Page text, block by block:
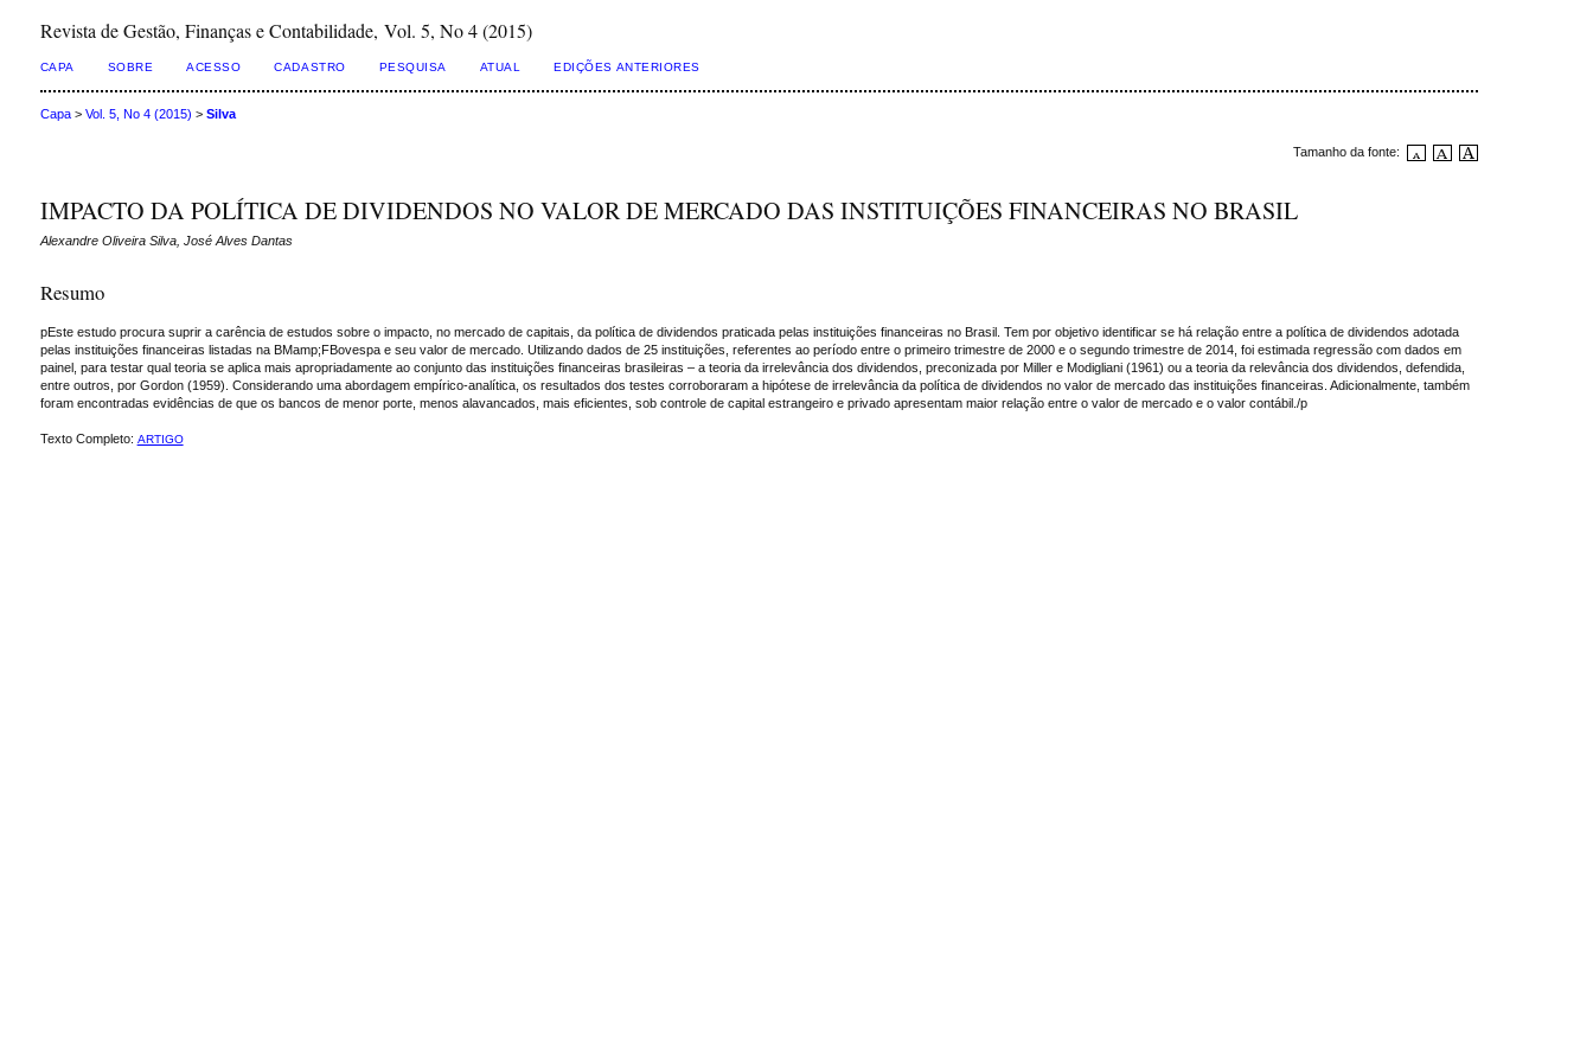
Revista de Gestão, Finanças e Contabilidade, Vol. 5, No 4 (2015)
CAPA SOBRE ACESSO CADASTRO PESQUISA ATUAL EDIÇÕES ANTERIORES
Capa> Vol. 5, No 4 (2015) > Silva
Tamanho da fonte:
IMPACTO DA POLÍTICA DE DIVIDENDOS NO VALOR DE MERCADO DAS INSTITUIÇÕES FINANCEIRAS NO BRASIL
Alexandre Oliveira Silva, José Alves Dantas
Resumo
pEste estudo procura suprir a carência de estudos sobre o impacto, no mercado de capitais, da política de dividendos praticada pelas instituições financeiras no Brasil. Tem por objetivo identificar se há relação entre a política de dividendos adotada
pelas instituições financeiras listadas na BMamp;FBovespa e seu valor de mercado. Utilizando dados de 25 instituições, referentes ao período entre o primeiro trimestre de 2000 e o segundo trimestre de 2014, foi estimada regressão com dados em
painel, para testar qual teoria se aplica mais apropriadamente ao conjunto das instituições financeiras brasileiras – a teoria da irrelevância dos dividendos, preconizada por Miller e Modigliani (1961) ou a teoria da relevância dos dividendos, defendida,
entre outros, por Gordon (1959). Considerando uma abordagem empírico-analítica, os resultados dos testes corroboraram a hipótese de irrelevância da política de dividendos no valor de mercado das instituições financeiras. Adicionalmente, também
foram encontradas evidências de que os bancos de menor porte, menos alavancados, mais eficientes, sob controle de capital estrangeiro e privado apresentam maior relação entre o valor de mercado e o valor contábil./p
Texto Completo: ARTIGO